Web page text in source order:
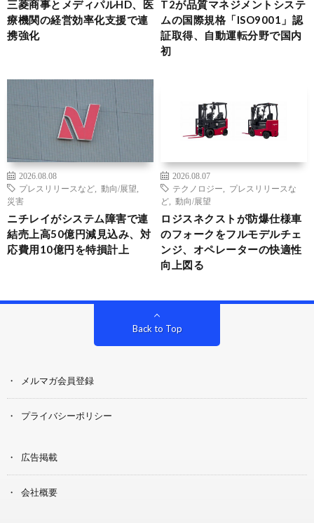
三菱商事とメディパルHD、医
療機関の経営効率化支援で連
携強化
T2が品質マネジメントシステ
ムの国際規格「ISO9001」認
証取得、自動運転分野で国内
初
2026.08.08
プレスリリースなど
動向/展望
災害
ニチレイがシステム障害で連
結売上高50億円減見込み、対
応費用10億円を特損計上
2026.08.07
テクノロジー
プレスリリースな
ど
動向/展望
ロジスネクストが防爆仕様車
のフォークをフルモデルチェ
ンジ、オペレーターの快適性
向上図る
Back to Top
メルマガ会員登録
プライバシーポリシー
広告掲載
会社概要